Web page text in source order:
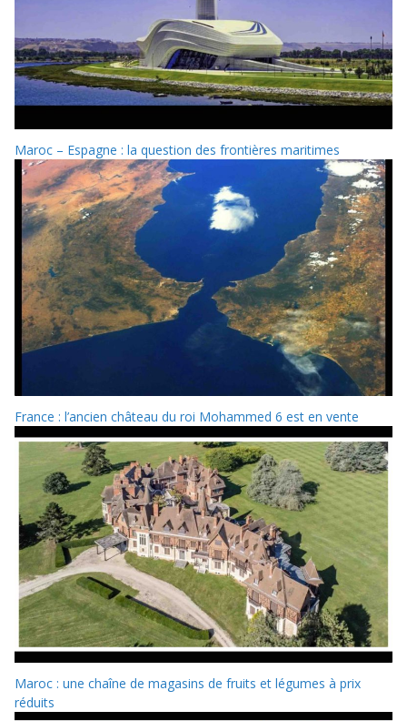
Maroc – Espagne : la question des frontières maritimes
France : l’ancien château du roi Mohammed 6 est en vente
Maroc : une chaîne de magasins de fruits et légumes à prix
réduits